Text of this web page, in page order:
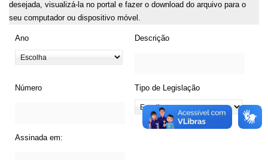
desejada, visualizá-la no portal e fazer o download do arquivo para o
seu computador ou dispositivo móvel.
Ano Descrição
Número Tipo de Legislação
Assinada em: